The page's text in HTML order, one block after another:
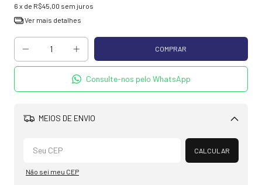
6 x de R$45,00 sem juros
Ver mais detalhes
Consulte-nos pelo WhatsApp
MEIOS DE ENVIO
Alterar CEP
CALCULAR
Não sei meu CEP